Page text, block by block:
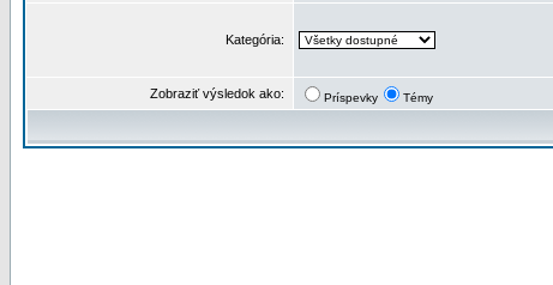
Kategória:
Zobraziť výsledok ako: Príspevky Témy